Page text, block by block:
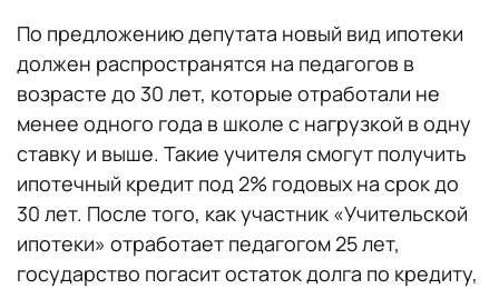
По предложению депутата новый вид ипотеки
должен распространятся на педагогов в
возрасте до 30 лет, которые отработали не
менее одного года в школе с нагрузкой в одну
ставку и выше. Такие учителя смогут получить
ипотечный кредит под 2% годовых на срок до
30 лет. После того, как участник «Учительской
ипотеки» отработает педагогом 25 лет,
государство погасит остаток долга по кредиту,